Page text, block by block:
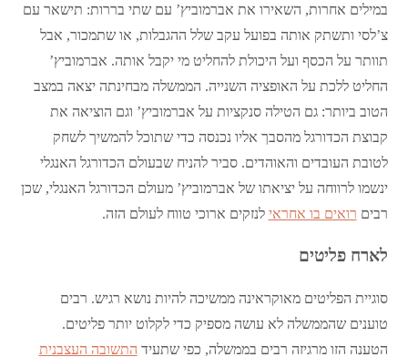
במילים אחרות, השאירו את אברמוביץ’ עם שתי בררות: תישאר עם
צ’לסי ותשתק אותה בפועל עקב שלל ההגבלות, או שתמכור, אבל
תוותר על הכסף ועל היכולת להחליט מי יקבל אותה. אברמוביץ’
החליט ללכת על האופציה השנייה. הממשלה מבחינתה יצאה במצב
הטוב ביותר: גם הטילה סנקציות על אברמוביץ’ וגם הוציאה את
קבוצת הכדורגל מהסבך אליו נכנסה כדי שתוכל להמשיך לשחק
לטובת העובדים והאוהדים. סביר להניח שבעולם הכדורגל האנגלי
ינשמו לרווחה על יציאתו של אברמוביץ’ מעולם הכדורגל האנגלי, שכן
רבים רואים בו אחראי לנזקים ארוכי טווח לעולם הזה.
לארח פליטים
סוגיית הפליטים מאוקראינה ממשיכה להיות נושא רגיש. רבים
טוענים שהממשלה לא עושה מספיק כדי לקלוט יותר פליטים.
הטענה הזו מרגיזה רבים בממשלה, כפי שתעיד התשובה העצבנית